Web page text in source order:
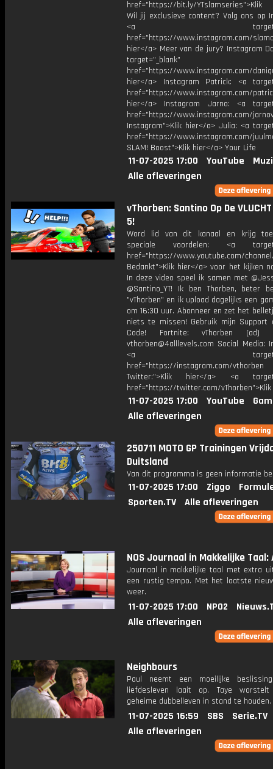
href="https://bit.ly/
Wil jij exclusieve content? Volg ons op
<a
href="https://www.instagram.com/
hier</a> Meer van de jury? Instagram
target="_blank"
href="https://www.instagram.com/
hier</a> Instagram Patrick: <a
href="https://www.instagram.com/
hier</a> Instagram Jarno: <a
href="https://www.instagram.com/
Instagram">Klik hier</a> Julia: <a
href="https://www.instagram.com/
SLAM! Boost">Klik hier</a> Your Life
11-07-2025 17:00 YouTube
Alle afleveringen
vThorben: Santino Op De
5!
Word lid van dit kanaal en krijg
speciale voordelen: <a
href="https://www.youtube.com/channel/
Bedankt">Klik hier</a> voor het kijken
In deze video speel ik samen met
@Santino_YT! Ik ben Thorben, beter
"vThorben" en ik upload dagelijks een
om 16:30 uur. Abonneer en zet het
niets te missen! Gebruik mijn Support
Code! Fortnite: vThorben (ad)
vthorben@4alllevels.com Social Media:
<a
href="https://instagram.com/vthorben
Twitter:">Klik hier</a> <a
href="https://twitter.com/
11-07-2025 17:00 YouTube
Alle afleveringen
250711 MOTO GP Trainingen
Duitsland
Van dit programma is geen informatie
11-07-2025 17:00 Ziggo
Sporten.TV
Alle afleveringen
NOS Journaal in Makkelijke Taal:
Journaal in makkelijke taal met extra
een rustig tempo. Met het laatste
weer.
11-07-2025 17:00 NPO2
Alle afleveringen
Neighbours
Paul neemt een moeilijke
liefdesleven laait op. Taye
geheime dubbelleven in stand te houden.
11-07-2025 16:59 SBS
Serie.TV
Alle afleveringen